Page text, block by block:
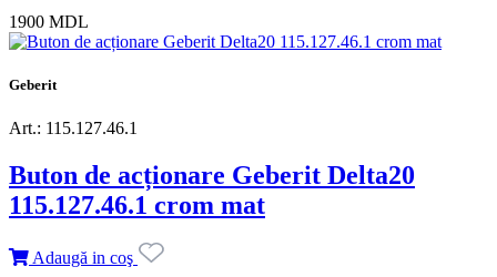
1900 MDL
Geberit
Art.: 115.127.46.1
Buton de acționare Geberit Delta20
115.127.46.1 crom mat
Adaugă in coş